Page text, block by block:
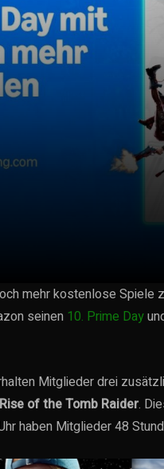
mehr kostenlose Spiele
seinen 10. Prime Day
Mitglieder drei
Rise of the Tomb Raider.
haben Mitglieder 48